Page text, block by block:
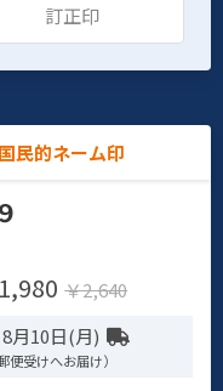
訂正印
民的ネーム印
1,980 ￥2,640
月10日(月)
便受けへお届け）